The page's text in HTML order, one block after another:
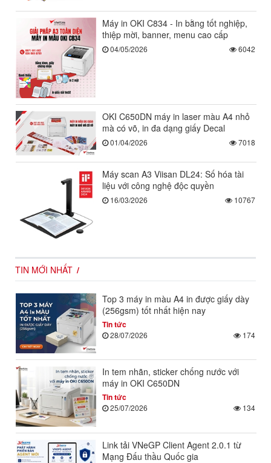
Máy in OKI C834 - In bằng tốt nghiệp,
thiệp mời, banner, menu cao cấp
04/05/2026 6042
OKI C650DN máy in laser màu A4 nhỏ
mà có võ, in đa dạng giấy Decal
01/04/2026 7018
Máy scan A3 Viisan DL24: Số hóa tài
liệu với công nghệ độc quyền
16/03/2026 10767
TIN MỚI NHẤT
Top 3 máy in màu A4 in được giấy dày
(256gsm) tốt nhất hiện nay
Tin tức
28/07/2026 174
In tem nhãn, sticker chống nước với
máy in OKI C650DN
Tin tức
25/07/2026 134
Link tải VNeGP Client Agent 2.0.1 từ
Mạng Đấu thầu Quốc gia